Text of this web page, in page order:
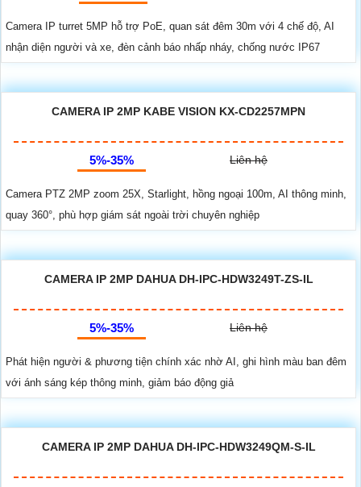
Camera IP turret 5MP hỗ trợ PoE, quan sát đêm 30m với 4 chế độ, AI
nhận diện người và xe, đèn cảnh báo nhấp nháy, chống nước IP67
CAMERA IP 2MP KABE VISION KX-CD2257MPN
5%-35% Liên hệ
Camera PTZ 2MP zoom 25X, Starlight, hồng ngoại 100m, AI thông minh,
quay 360°, phù hợp giám sát ngoài trời chuyên nghiệp
CAMERA IP 2MP DAHUA DH-IPC-HDW3249T-ZS-IL
5%-35% Liên hệ
Phát hiện người & phương tiện chính xác nhờ AI, ghi hình màu ban đêm
với ánh sáng kép thông minh, giảm báo động giả
CAMERA IP 2MP DAHUA DH-IPC-HDW3249QM-S-IL